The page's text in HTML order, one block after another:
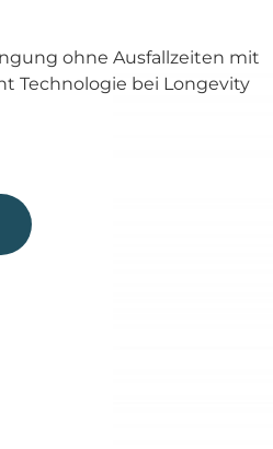
ohne Ausfallzeiten mit
Technologie bei Longevity